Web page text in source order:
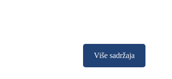
Više sadržaja